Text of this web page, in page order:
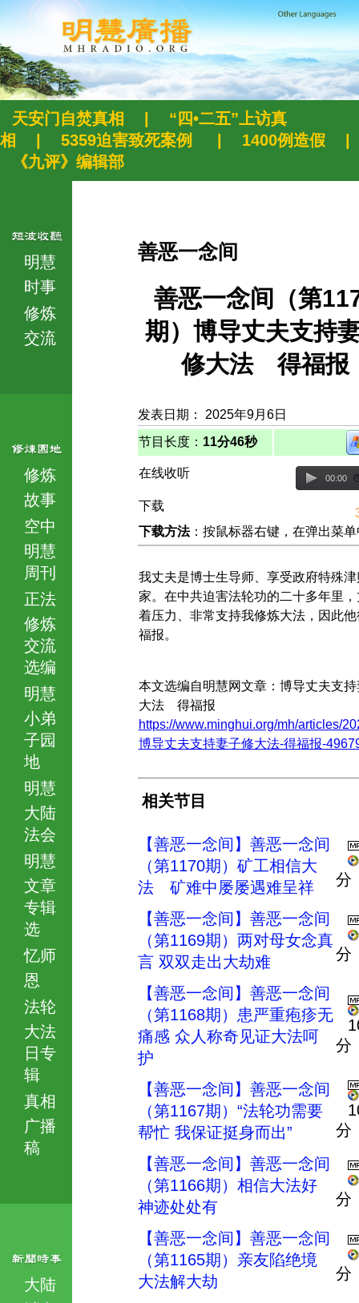
天安门自焚真相
“四•二五”上访真
相
5359迫害致死案例 1400例造假
《九评》编辑部
明慧
时事
修炼
交流
修炼
故事
空中
明慧
周刊
正法
修炼
交流
选编
明慧
小弟
子园
地
明慧
大陆
法会
明慧
文章
专辑
选
忆师
恩
法轮
大法
日专
辑
真相
广播
稿
大陆
善恶一念间
善恶一念间（第
期）博导丈夫支持
修大法 得福报
发表日期： 2025年9月6日
节目长度： 11分46秒
在线收听 00:00
下载
下载方法：按鼠标器右键，在弹出菜
我丈夫是博士生导师、享受政府特殊
家。在中共迫害法轮功的二十多年里
着压力、非常支持我修炼大法，因此
福报。
本文选编自明慧网文章：博导丈夫支
大法 得福报
https://www.minghui.org/mh/articles/
博导丈夫支持妻子修大法-得福报-
相关节目
【善恶一念间】善恶一念间
（第1170期）矿工相信大
法 矿难中屡屡遇难呈祥
分
【善恶一念间】善恶一念间
（第1169期）两对母女念真
言 双双走出大劫难
分
【善恶一念间】善恶一念间
（第1168期）患严重疱疹无
痛感 众人称奇见证大法呵
护
分
【善恶一念间】善恶一念间
（第1167期）“法轮功需要
帮忙 我保证挺身而出”
分
【善恶一念间】善恶一念间
（第1166期）相信大法好
神迹处处有
分
【善恶一念间】善恶一念间
（第1165期）亲友陷绝境
大法解大劫
分